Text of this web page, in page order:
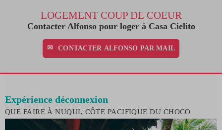
LOGEMENT COUP DE COEUR
Contacter Alfonso pour loger à Casa Cielito
CONTACTER ALFONSO PAR MAIL
Expérience déconnexion
QUE FAIRE À NUQUI, CÔTE PACIFIQUE DU CHOCO